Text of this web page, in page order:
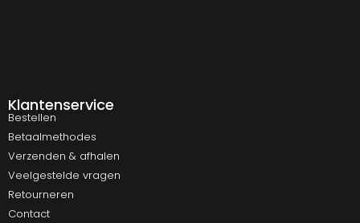
Klantenservice
Bestellen
Betaalmethodes
Verzenden & afhalen
Veelgestelde vragen
Retourneren
Contact